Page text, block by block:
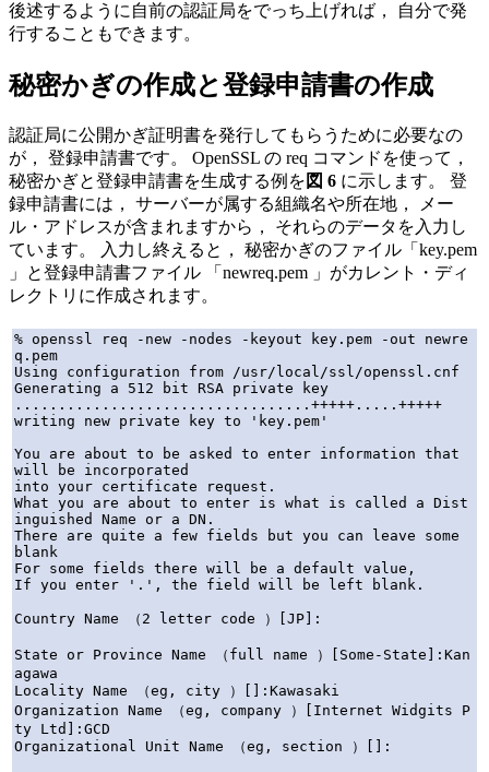
後述するように自前の認証局をでっち上げれば， 自分で発
行することもできます。
秘密かぎの作成と登録申請書の作成
認証局に公開かぎ証明書を発行してもらうために必要なの
が， 登録申請書です。 OpenSSL の req コマンドを使って，
秘密かぎと登録申請書を生成する例を 図 6 に示します。 登
録申請書には， サーバーが属する組織名や所在地， メー
ル・アドレスが含まれますから， それらのデータを入力し
ています。 入力し終えると， 秘密かぎのファイル「key.pem
」と登録申請書ファイル 「newreq.pem 」がカレント・ディ
レクトリに作成されます。
% openssl req -new -nodes -keyout key.pem -out newre
q.pem
Using configuration from /usr/local/ssl/openssl.cnf
Generating a 512 bit RSA private key
..................................+++++.....+++++
writing new private key to 'key.pem'
You are about to be asked to enter information that
will be incorporated
into your certificate request.
What you are about to enter is what is called a Dist
inguished Name or a DN.
There are quite a few fields but you can leave some
blank
For some fields there will be a default value,
If you enter '.', the field will be left blank.
Country Name （2 letter code ）[JP]:
State or Province Name （full name ）[Some-State]:Kan
agawa
Locality Name （eg, city ）[]:Kawasaki
Organization Name （eg, company ）[Internet Widgits P
ty Ltd]:GCD
Organizational Unit Name （eg, section ）[]: